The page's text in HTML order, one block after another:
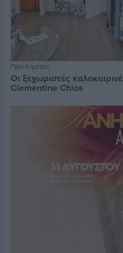
Πριν 4 ημέρες
Οι ξεχωριστές
Clementine Chios